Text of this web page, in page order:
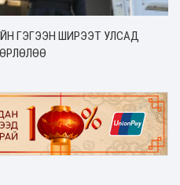
ГЭГЭЭН ШИРЭЭТ УЛСАД